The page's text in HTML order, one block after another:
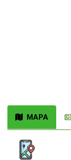
MAPA